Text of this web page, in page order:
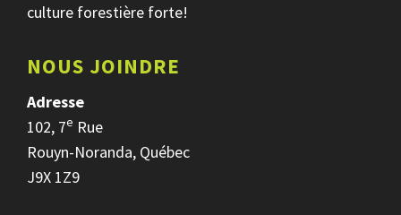
culture forestière forte!
NOUS JOINDRE
Adresse
102, 7e Rue
Rouyn-Noranda, Québec
J9X 1Z9